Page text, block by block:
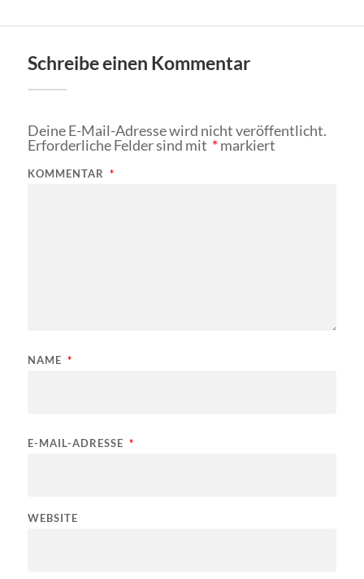
Schreibe einen Kommentar
Deine E-Mail-Adresse wird nicht veröffentlicht.
Erforderliche Felder sind mit *markiert
KOMMENTAR *
NAME *
E-MAIL-ADRESSE *
WEBSITE